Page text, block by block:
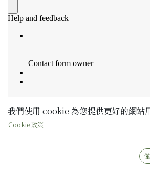
我們使用 cookie 為您提供更好的網站
Cookie 政策